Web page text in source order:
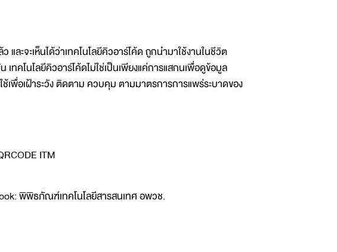
ะจะเห็นได้ว่าเทคโนโลยีคิวอาร์โค้ด ถูกนำมาใช้งานในชีวิต
ทคโนโลยีคิวอาร์โค้ดไม่ใช่เป็นเพียงแค่การแสกนเพื่อดูข้อมูล
เพื่อเฝ้าระวัง ติดตาม ควบคุม ตามมาตรการการแพร่ระบาดของ
พิพิธภัณฑ์เทคโนโลยีสารสนเทศ อพวช.